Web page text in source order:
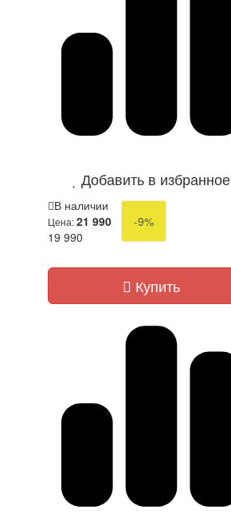
Добавить в избранное
В наличии
Цена:21 990
-9%
19 990
Купить